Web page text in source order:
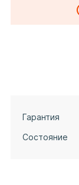
Гарантия
Состояние